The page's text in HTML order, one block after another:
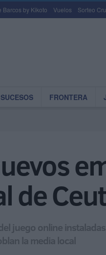
Barcos by Kikoto Vuelos Sorteo
SUCESOS FRONTERA
de
juego online
la media local